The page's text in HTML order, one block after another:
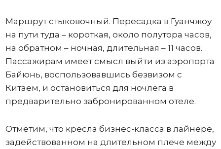
Маршрут стыковочный. Пересадка в Гуанчжоу
на пути туда – короткая, около полутора часов,
на обратном – ночная, длительная – 11 часов.
Пассажирам имеет смысл выйти из аэропорта
Байюнь, воспользовавшись безвизом с
Китаем, и остановиться для ночлега в
предварительно забронированном отеле.
Отметим, что кресла бизнес-класса в лайнере,
задействованном на длительном плече между